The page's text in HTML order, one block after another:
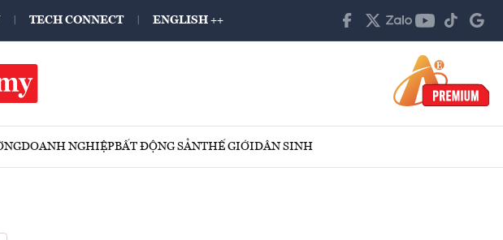
TECH CONNECT ENGLISH ++
DOANH NGHIỆPBẤT ĐỘNG SẢNTHẾ GIỚIDÂN SINH